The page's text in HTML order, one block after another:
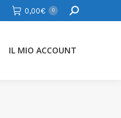
0,00€ 0 Cerca
IL MIO ACCOUNT